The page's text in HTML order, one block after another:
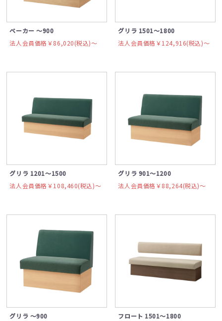
ベーカー ～900
法人会員価格￥86,020(税込)〜
グリラ 1501～1800
法人会員価格￥124,916(税込)〜
グリラ 1201～1500
法人会員価格￥108,460(税込)〜
グリラ 901～1200
法人会員価格￥88,264(税込)〜
グリラ ～900
フロート 1501～1800